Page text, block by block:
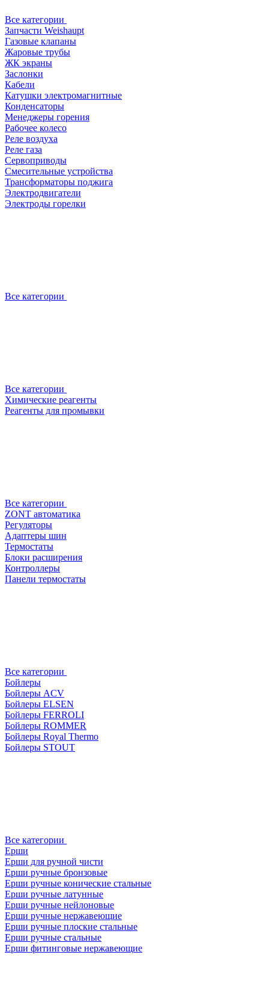
Все категории
Запчасти Weishaupt
Газовые клапаны
Жаровые трубы
ЖК экраны
Заслонки
Кабели
Катушки электромагнитные
Конденсаторы
Менеджеры горения
Рабочее колесо
Реле воздухa
Реле газа
Сервоприводы
Смесительные устройства
Трансформаторы поджига
Электродвигатели
Электроды горелки
Все категории
Все категории
Химические реагенты
Реагенты для промывки
Все категории
ZONT автоматика
Регуляторы
Адаптеры шин
Термостаты
Блоки расширения
Контроллеры
Панели термостаты
Все категории
Бойлеры
Бойлеры ACV
Бойлеры ELSEN
Бойлеры FERROLI
Бойлеры ROMMER
Бойлеры Royal Thermo
Бойлеры STOUT
Все категории
Ерши
Ерши для ручной чисти
Ерши ручные бронзовые
Ерши ручные конические стальные
Ерши ручные латунные
Ерши ручные нейлоновые
Ерши ручные нержавеющие
Ерши ручные плоские стальные
Ерши ручные стальные
Ерши фитинговые нержавеющие